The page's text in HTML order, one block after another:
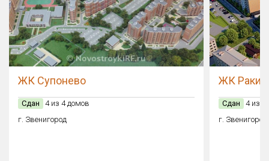
ЖК Супонево
Сдан
4 из 4 домов
г. Звенигород
ЖК
Сдан
4 из 4
г.